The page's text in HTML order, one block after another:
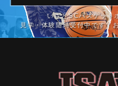
いさとSCバスケット
見学・体験随時受付中です！